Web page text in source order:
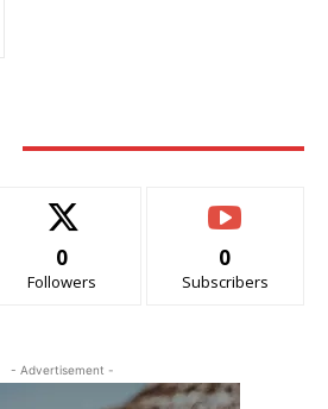
0
Followers
0
Subscribers
- Advertisement -